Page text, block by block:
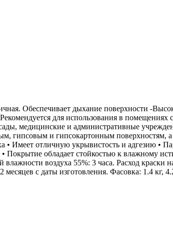
Обеспечивает дыхание поверхности -
для использования в помещениях
медицинские и административные
гипсовым и гипсокартонным поверхностям,
• Имеет отличную укрывистость и адгезию •
• Покрытие обладает стойкостью к влажному
воздуха 55%: 3 часа. Расход краски
с даты изготовления. Фасовка: 1.4 кг,